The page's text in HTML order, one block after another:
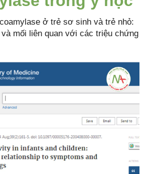
ở trẻ sơ sinh và trẻ nhỏ:
mối liên quan với các triệu chứng